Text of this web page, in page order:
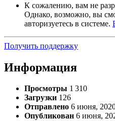
К сожалению, вам не
Однако, возможно, вы
авторизуетесь в системе.
Получить поддержку
Информация
Просмотры 1 310
Загрузки 126
Отправлено 6 июня,
Опубликован 6 июня,